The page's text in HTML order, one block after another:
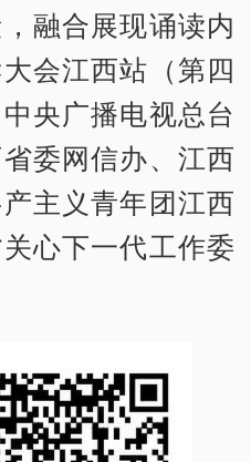
融合展现诵读内
会江西站（第四
央广播电视总台
委网信办、江西
主义青年团江西
心下一代工作委